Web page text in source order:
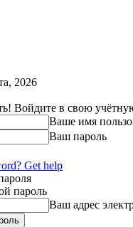
2026
Войдите в свою
Ваше имя
Ваш пароль
Get help
пароль
Ваш адрес